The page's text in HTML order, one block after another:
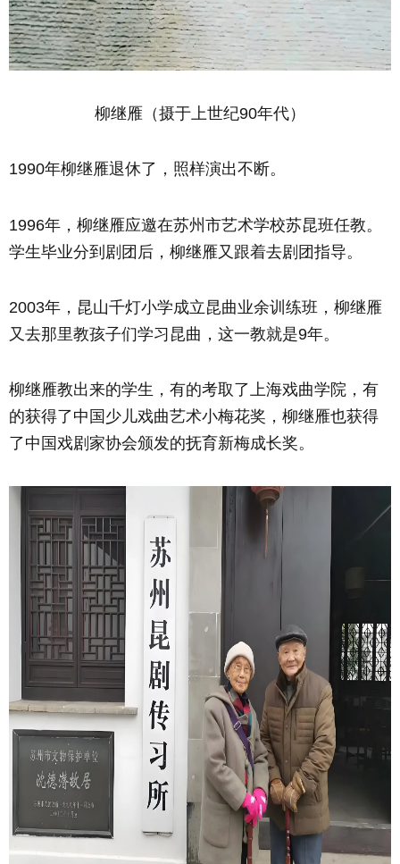
柳继雁（摄于上世纪90年代）
1990年柳继雁退休了，照样演出不断。
1996年，柳继雁应邀在苏州市艺术学校苏昆班任教。
学生毕业分到剧团后，柳继雁又跟着去剧团指导。
2003年，昆山千灯小学成立昆曲业余训练班，柳继雁
又去那里教孩子们学习昆曲，这一教就是9年。
柳继雁教出来的学生，有的考取了上海戏曲学院，有
的获得了中国少儿戏曲艺术小梅花奖，柳继雁也获得
了中国戏剧家协会颁发的抚育新梅成长奖。